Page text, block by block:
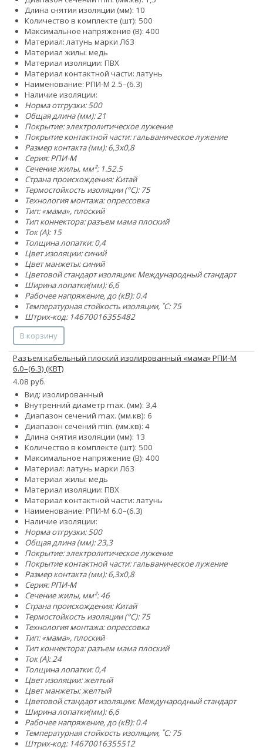
Длина снятия изоляции (мм): 10
Количество в комплекте (шт): 500
Максимальное напряжение (В): 400
Материал: латунь марки Л63
Материал жилы: медь
Материал изоляции: ПВХ
Материал контактной части: латунь
Наименование: РПИ-М 2.5–(6.3)
Наличие изоляции:
Норма отгрузки: 500
Общая длина (мм): 21
Покрытие: электролитическое лужение
Покрытие контактной части: гальваническое лужение
Размер контакта (мм): 6,3x0,8
Серия: РПИ-М
Сечение жилы, мм²: 1.52.5
Страна происхождения: Китай
Термостойкость изоляции (°C): 75
Технология монтажа: опрессовка
Тип: «мама», плоский
Тип коннектора: разъем мама плоский
Ток (А): 15
Толщина лопатки: 0,4
Цвет изоляции: синий
Цвет манжеты: синий
Цветовой стандарт изоляции: Международный стандарт
Ширина лопатки(мм): 6,6
Рабочее напряжение, до (кВ): 0.4
Температурная стойкость изоляции, ˚С: 75
Штрих-код: 14670016355482
В корзину
Разъем кабельный плоский изолированный «мама» РПИ-М
6.0–(6.3) (КВТ)
4.08 руб.
Вид: изолированный
Внутренний диаметр max. (мм): 3,4
Диапазон сечений max. (мм.кв): 6
Диапазон сечений min. (мм.кв): 4
Длина снятия изоляции (мм): 13
Количество в комплекте (шт): 500
Максимальное напряжение (В): 400
Материал: латунь марки Л63
Материал жилы: медь
Материал изоляции: ПВХ
Материал контактной части: латунь
Наименование: РПИ-М 6.0–(6.3)
Наличие изоляции:
Норма отгрузки: 500
Общая длина (мм): 23,3
Покрытие: электролитическое лужение
Покрытие контактной части: гальваническое лужение
Размер контакта (мм): 6,3x0,8
Серия: РПИ-М
Сечение жилы, мм²:46
Страна происхождения: Китай
Термостойкость изоляции (°C): 75
Технология монтажа: опрессовка
Тип: «мама», плоский
Тип коннектора: разъем мама плоский
Ток (А): 24
Толщина лопатки: 0,4
Цвет изоляции: желтый
Цвет манжеты: желтый
Цветовой стандарт изоляции: Международный стандарт
Ширина лопатки(мм): 6,6
Рабочее напряжение, до (кВ): 0.4
Температурная стойкость изоляции, ˚С: 75
Штрих-код: 14670016355512